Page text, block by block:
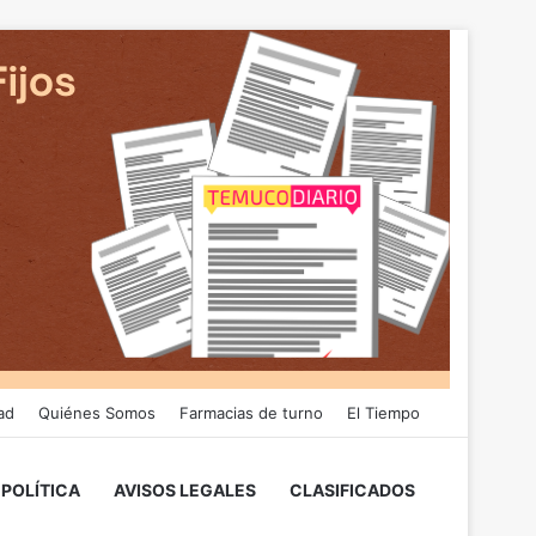
Quiénes Somos Farmacias de turno El Tiempo
POLÍTICA AVISOS LEGALES CLASIFICADOS